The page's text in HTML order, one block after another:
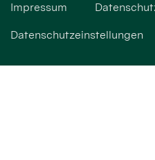
Impressum
Datenschutzeinstellungen